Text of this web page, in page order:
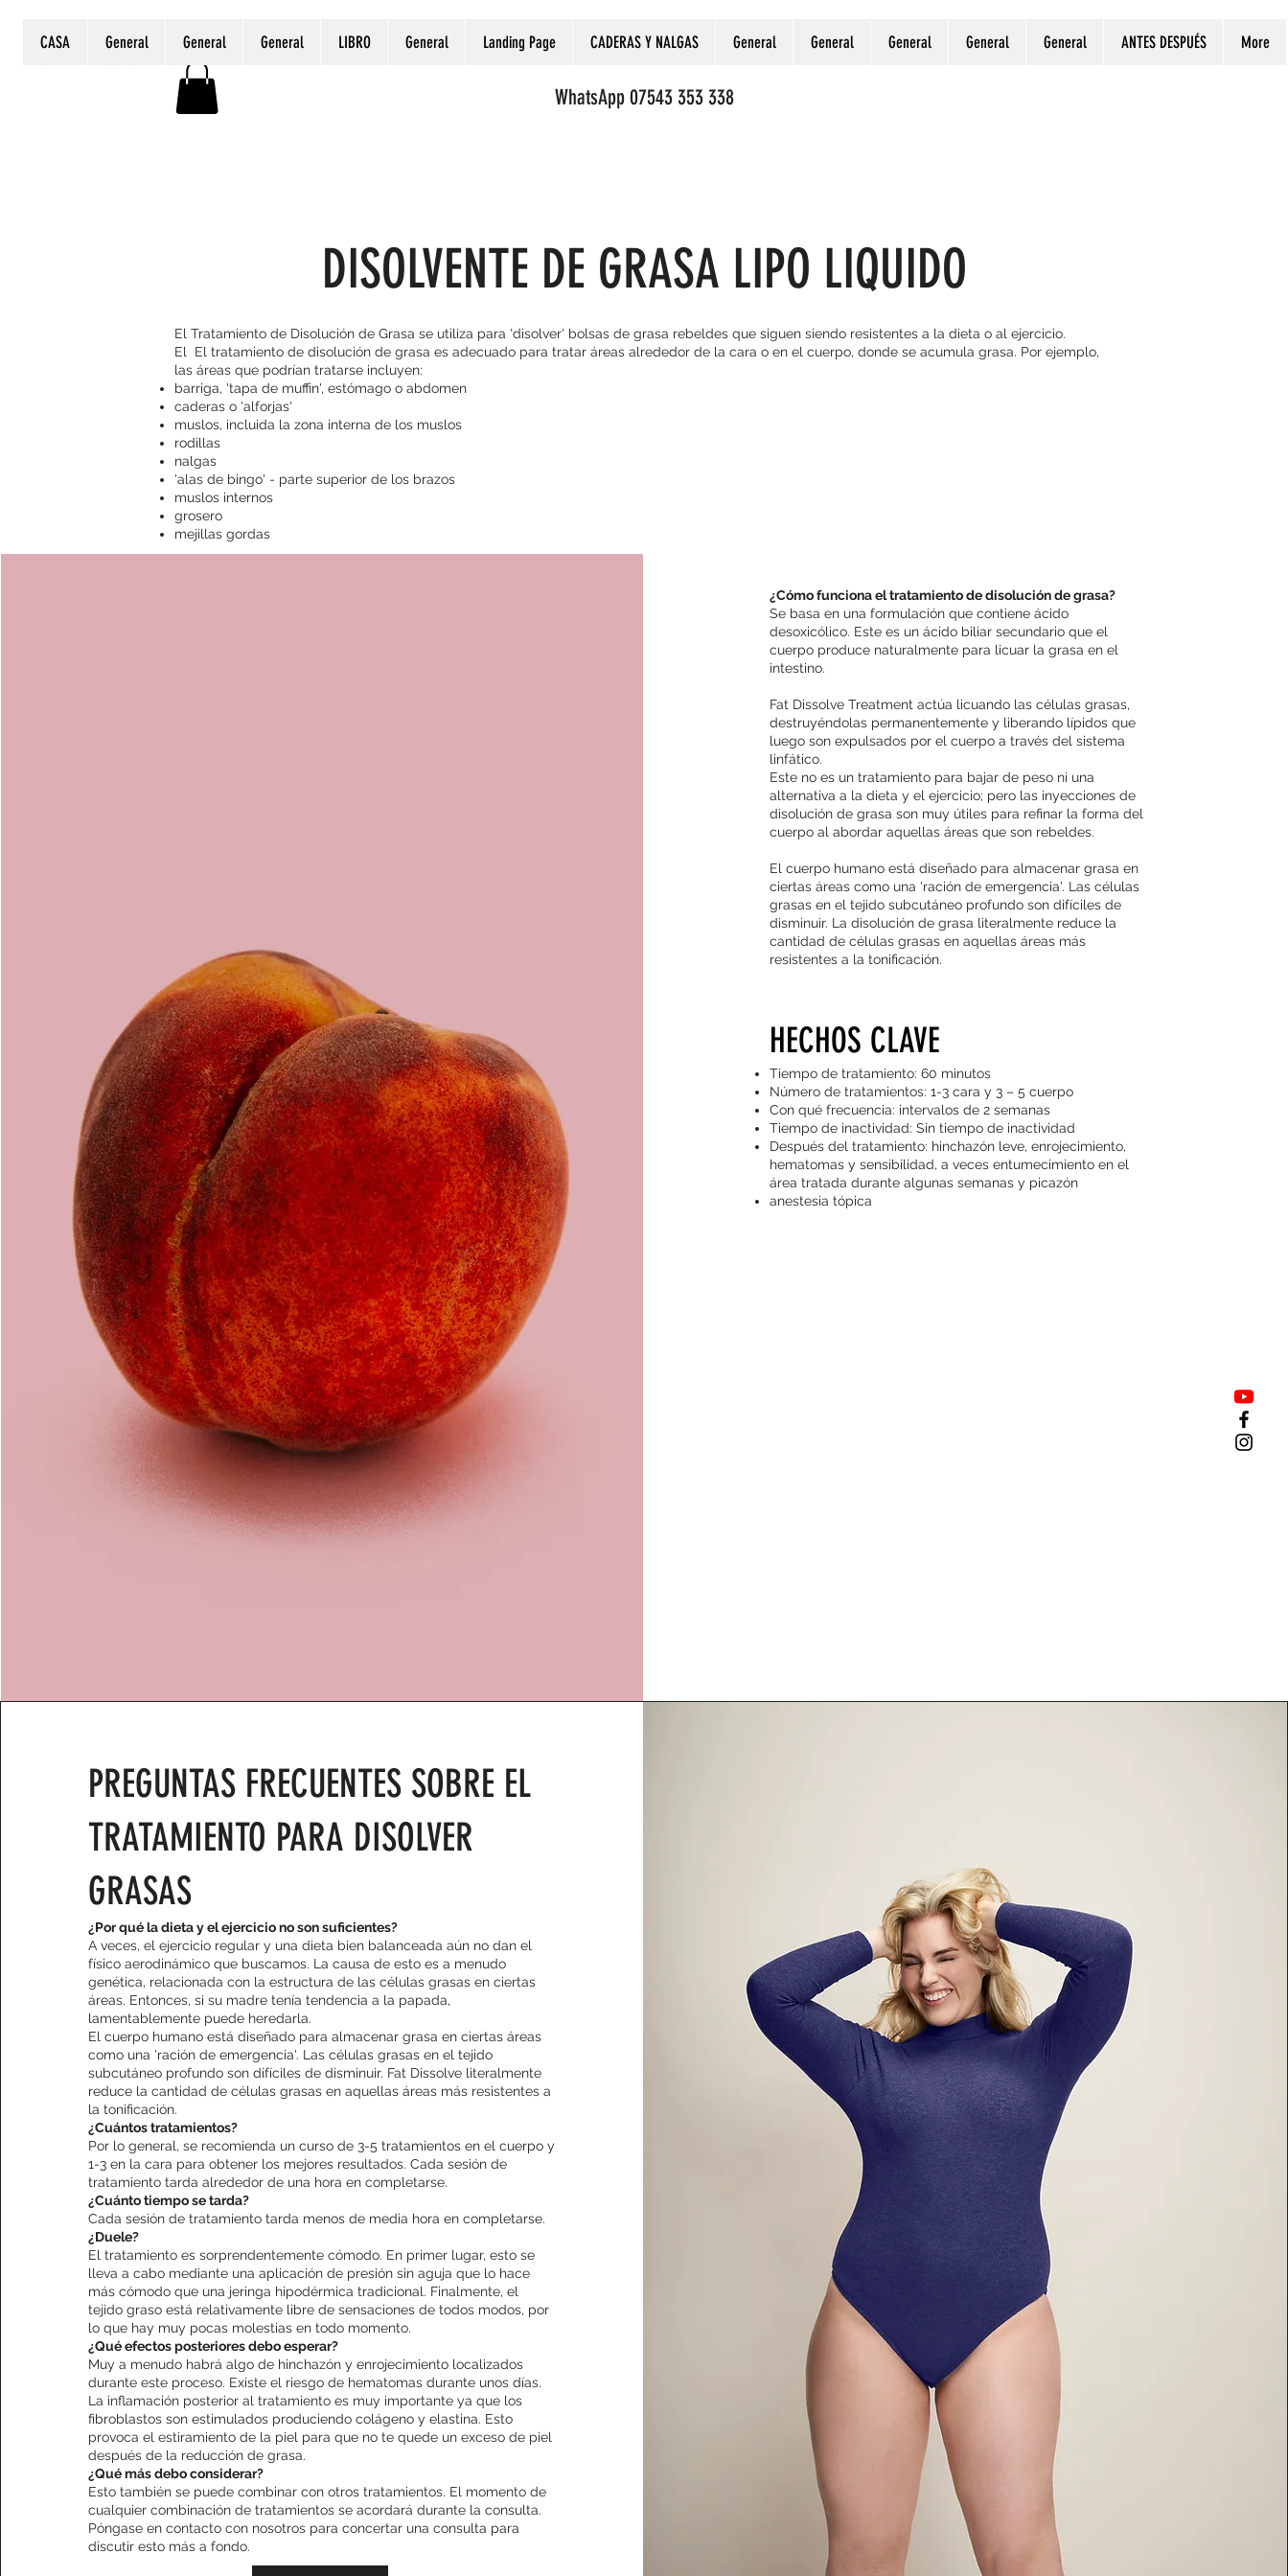
CASA General General General LIBRO General Landing Page CADERAS Y NALGAS General General General General General ANTES DESPUÉS More
WhatsApp 07543 353 338
DISOLVENTE DE GRASA LIPO LIQUIDO
El Tratamiento de Disolución de Grasa se utiliza para 'disolver' bolsas de grasa rebeldes que siguen siendo resistentes a la dieta o al ejercicio.
El El tratamiento de disolución de grasa es adecuado para tratar áreas alrededor de la cara o en el cuerpo, donde se acumula grasa. Por ejemplo,
las áreas que podrían tratarse incluyen:
barriga, 'tapa de muffin', estómago o abdomen
caderas o 'alforjas'
muslos, incluida la zona interna de los muslos
rodillas
nalgas
'alas de bingo' - parte superior de los brazos
muslos internos
grosero
mejillas gordas
¿Cómo funciona el tratamiento de disolución de grasa?
Se basa en una formulación que contiene ácido
desoxicólico. Este es un ácido biliar secundario que el
cuerpo produce naturalmente para licuar la grasa en el
intestino.
Fat Dissolve Treatment actúa licuando las células grasas,
destruyéndolas permanentemente y liberando lípidos que
luego son expulsados por el cuerpo a través del sistema
linfático.
Este no es un tratamiento para bajar de peso ni una
alternativa a la dieta y el ejercicio; pero las inyecciones de
disolución de grasa son muy útiles para refinar la forma del
cuerpo al abordar aquellas áreas que son rebeldes.
El cuerpo humano está diseñado para almacenar grasa en
ciertas áreas como una 'ración de emergencia'. Las células
grasas en el tejido subcutáneo profundo son difíciles de
disminuir. La disolución de grasa literalmente reduce la
cantidad de células grasas en aquellas áreas más
resistentes a la tonificación.
HECHOS CLAVE
Tiempo de tratamiento: 60 minutos
Número de tratamientos: 1-3 cara y 3 – 5 cuerpo
Con qué frecuencia: intervalos de 2 semanas
Tiempo de inactividad: Sin tiempo de inactividad
Después del tratamiento: hinchazón leve, enrojecimiento,
hematomas y sensibilidad, a veces entumecimiento en el
área tratada durante algunas semanas y picazón
anestesia tópica
PREGUNTAS FRECUENTES SOBRE EL
TRATAMIENTO PARA DISOLVER
GRASAS
¿Por qué la dieta y el ejercicio no son suficientes?
A veces, el ejercicio regular y una dieta bien balanceada aún no dan el
físico aerodinámico que buscamos. La causa de esto es a menudo
genética, relacionada con la estructura de las células grasas en ciertas
áreas. Entonces, si su madre tenía tendencia a la papada,
lamentablemente puede heredarla.
El cuerpo humano está diseñado para almacenar grasa en ciertas áreas
como una 'ración de emergencia'. Las células grasas en el tejido
subcutáneo profundo son difíciles de disminuir. Fat Dissolve literalmente
reduce la cantidad de células grasas en aquellas áreas más resistentes a
la tonificación.
¿Cuántos tratamientos?
Por lo general, se recomienda un curso de 3-5 tratamientos en el cuerpo y
1-3 en la cara para obtener los mejores resultados. Cada sesión de
tratamiento tarda alrededor de una hora en completarse.
¿Cuánto tiempo se tarda?
Cada sesión de tratamiento tarda menos de media hora en completarse.
¿Duele?
El tratamiento es sorprendentemente cómodo. En primer lugar, esto se
lleva a cabo mediante una aplicación de presión sin aguja que lo hace
más cómodo que una jeringa hipodérmica tradicional. Finalmente, el
tejido graso está relativamente libre de sensaciones de todos modos, por
lo que hay muy pocas molestias en todo momento.
¿Qué efectos posteriores debo esperar?
Muy a menudo habrá algo de hinchazón y enrojecimiento localizados
durante este proceso. Existe el riesgo de hematomas durante unos días.
La inflamación posterior al tratamiento es muy importante ya que los
fibroblastos son estimulados produciendo colágeno y elastina. Esto
provoca el estiramiento de la piel para que no te quede un exceso de piel
después de la reducción de grasa.
¿Qué más debo considerar?
Esto también se puede combinar con otros tratamientos. El momento de
cualquier combinación de tratamientos se acordará durante la consulta.
Póngase en contacto con nosotros para concertar una consulta para
discutir esto más a fondo.